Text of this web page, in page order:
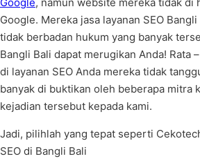
Google. Mereka jasa layanan SEO
tidak berbadan hukum yang banyak
Bangli Bali dapat merugikan Anda! Rata
di layanan SEO Anda mereka tidak
banyak di buktikan oleh beberapa mitra
kejadian tersebut kepada kami.
Jadi, pilihlah yang tepat seperti
SEO di Bangli Bali